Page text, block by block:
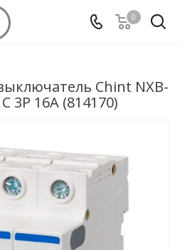
0
Chint NXB-
3P 16А (814170)